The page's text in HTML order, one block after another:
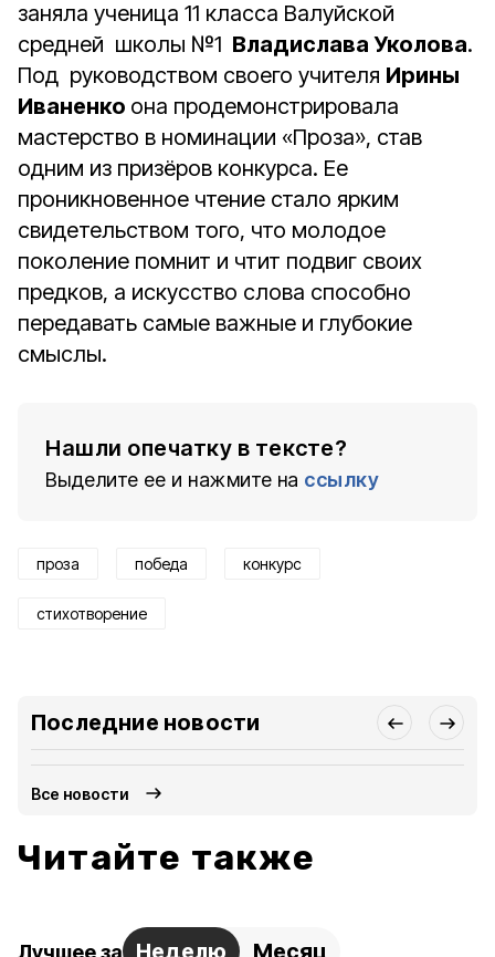
заняла ученица 11 класса Валуйской
средней школы №1 Владислава Уколова.
Под руководством своего учителя Ирины
Иваненко она продемонстрировала
мастерство в номинации «Проза», став
одним из призёров конкурса. Ее
проникновенное чтение стало ярким
свидетельством того, что молодое
поколение помнит и чтит подвиг своих
предков, а искусство слова способно
передавать самые важные и глубокие
смыслы.
Нашли опечатку в тексте?
Выделите ее и нажмите на ссылку
проза победа конкурс
стихотворение
Последние новости
Все новости
Читайте также
Лучшее за Неделю Месяц